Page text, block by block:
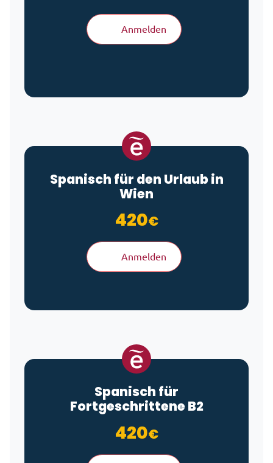
Anmelden
Spanisch für den Urlaub in
Wien
420€
Anmelden
Spanisch für
Fortgeschrittene B2
420€